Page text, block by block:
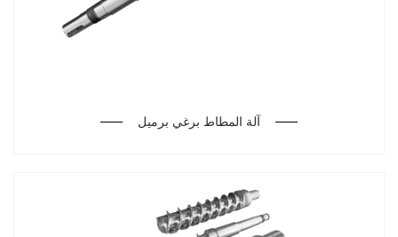
آلة المطاط برغي برميل